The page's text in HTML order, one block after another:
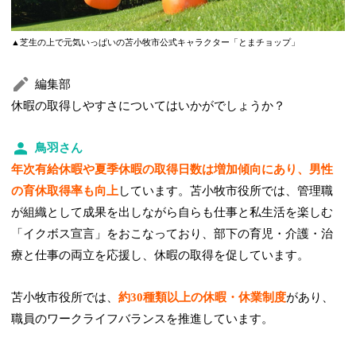
▲芝生の上で元気いっぱいの苫小牧市公式キャラクター「とまチョップ」
編集部
休暇の取得しやすさについてはいかがでしょうか？
鳥羽さん
年次有給休暇や夏季休暇の取得日数は増加傾向にあり、男性
の育休取得率も向上 しています。苫小牧市役所では、管理職
が組織として成果を出しながら自らも仕事と私生活を楽しむ
「イクボス宣言」をおこなっており、部下の育児・介護・治
療と仕事の両立を応援し、休暇の取得を促しています。
苫小牧市役所では、約30種類以上の休暇・休業制度があり、
職員のワークライフバランスを推進しています。